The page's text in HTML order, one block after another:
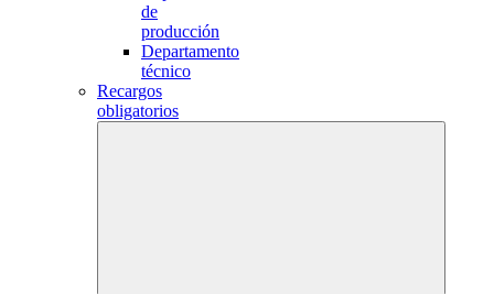
de
producción
Departamento
técnico
Recargos
obligatorios